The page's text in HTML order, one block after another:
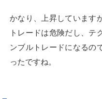
かなり、上昇しています
トレードは危険だし、テ
ンブルトレードになるの
ったですね。